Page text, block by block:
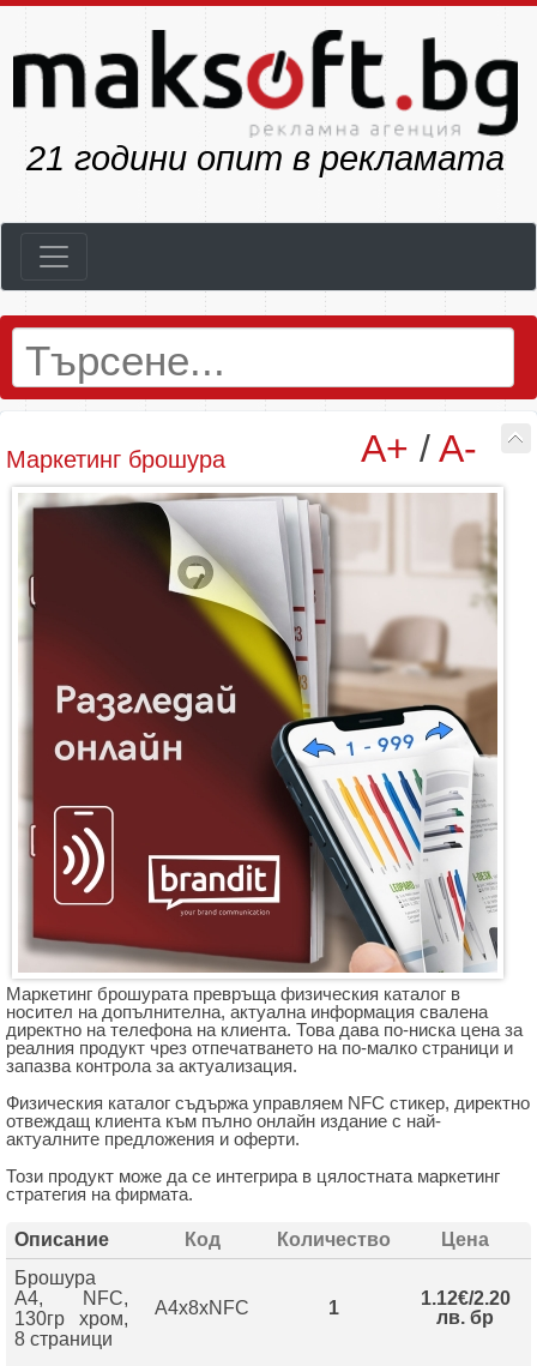
23 години опит в рекламата
A+ /A-
Маркетинг брошура
Маркетинг брошурата превръща физическия каталог в
носител на допълнителна, актуална информация свалена
директно на телефона на клиента. Това дава по-ниска цена за
реалния продукт чрез отпечатването на по-малко страници и
запазва контрола за актуализация.
Физическия каталог съдържа управляем NFC стикер, директно
отвеждащ клиента към пълно онлайн издание с най-
актуалните предложения и оферти.
Този продукт може да се интегрира в цялостната маркетинг
стратегия на фирмата.
Описание Код Количество
Цена
Брошура
А4, NFC,
130гр хром,
8 страници
A4x8xNFC 1
1.12€/2.20
лв. бр